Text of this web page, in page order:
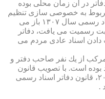
در آن زمان محلی بوده
به خصوصی سازی تنظیم
اسناد مراجعان، به قانون دفاتر اسناد رسمی سال ۱۳۰۷ باز می
ثبت رسمیت می یافت، دفاتر
دادن اسناد عادی مردم می
از یك نفر صاحب دفتر و
بوده است. با تصویب قانون
ثبت اسناد و املاك مصوب ۲۰/۱/۱۳۰۸، قانون دفاتر اسناد رسمی